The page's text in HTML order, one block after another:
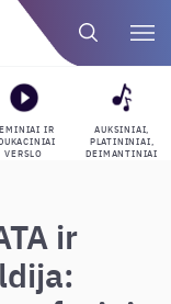
IR
VERSLO
AUKSINIAI,
PLATININIAI,
DEIMANTINIAI
ir